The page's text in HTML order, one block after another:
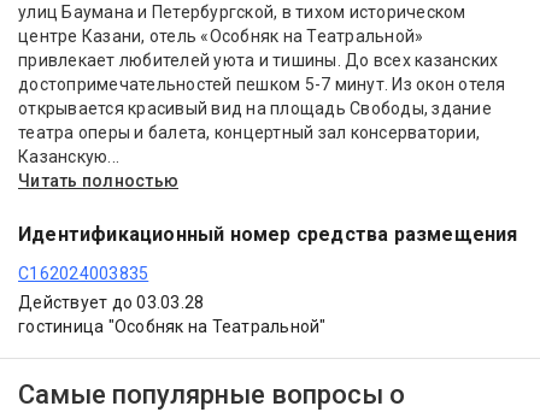
улиц Баумана и Петербургской, в тихом историческом
центре Казани, отель «Особняк на Театральной»
привлекает любителей уюта и тишины. До всех казанских
достопримечательностей пешком 5-7 минут. Из окон отеля
открывается красивый вид на площадь Свободы, здание
театра оперы и балета, концертный зал консерватории,
Казанскую...
Читать полностью
Идентификационный номер средства размещения
С162024003835
Действует до 03.03.28
гостиница "Особняк на Театральной"
Самые популярные вопросы о